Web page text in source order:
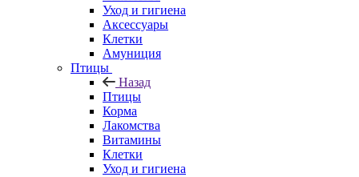
Уход и гигиена
Аксессуары
Клетки
Амуниция
Птицы
Назад
Птицы
Корма
Лакомства
Витамины
Клетки
Уход и гигиена